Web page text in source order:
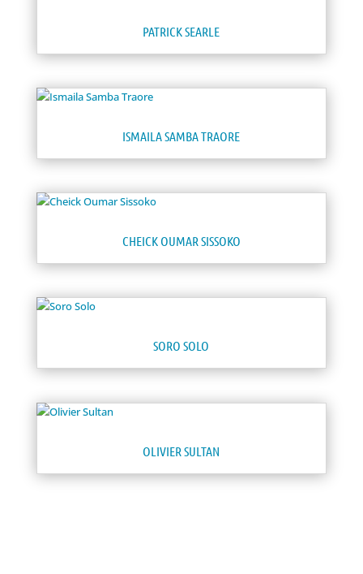
PATRICK SEARLE
ISMAILA SAMBA TRAORE
CHEICK OUMAR SISSOKO
SORO SOLO
OLIVIER SULTAN